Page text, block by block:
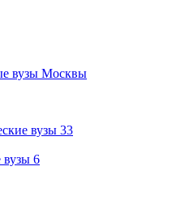
вузы Москвы
вузы 33
вузы 6